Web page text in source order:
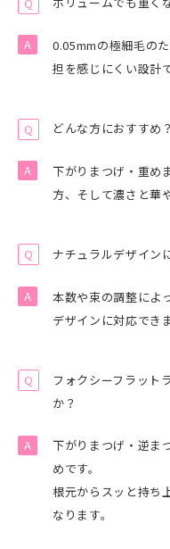
0.05mmの極細毛の
担を感じにくい設計で
どんな方におすすめ？
下がりまつげ・重め
方、そして濃さと華
ナチュラルデザイン
本数や束の調整によ
デザインに対応できま
フォクシーフラット
か？
下がりまつげ・逆ま
めです。
根元からスッと持ち
なります。